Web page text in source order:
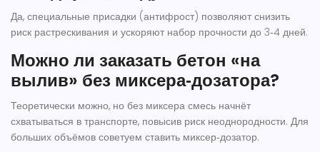
Да, специальные присадки (антифрост) позволяют снизить
риск растрескивания и ускоряют набор прочности до 3‑4 дней.
Можно ли заказать бетон «на
вылив» без миксера‑дозатора?
Теоретически можно, но без миксера смесь начнёт
схватываться в транспорте, повысив риск неоднородности. Для
больших объёмов советуем ставить миксер‑дозатор.